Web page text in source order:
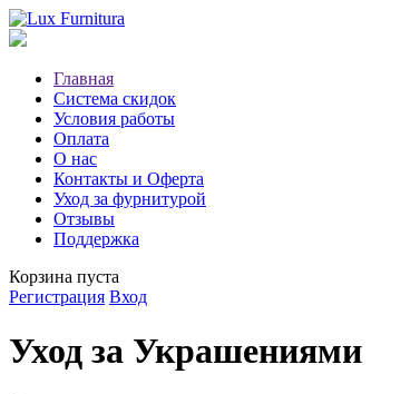
Главная
Система скидок
Условия работы
Оплата
О нас
Контакты и Оферта
Уход за фурнитурой
Отзывы
Поддержка
Корзина пуста
Регистрация Вход
Уход за Украшениями